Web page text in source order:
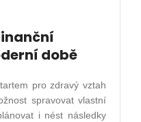
době
pro zdravý vztah
spravovat vlastní
i nést následky